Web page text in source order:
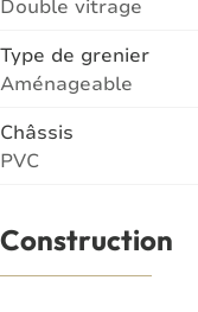
Double vitrage
Type de grenier
Aménageable
Châssis
PVC
Construction